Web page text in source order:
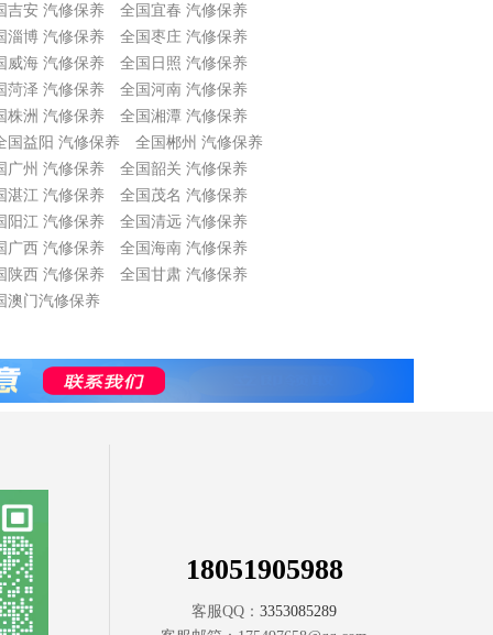
吉安 汽修保养
全国宜春 汽修保养
淄博 汽修保养
全国枣庄 汽修保养
威海 汽修保养
全国日照 汽修保养
菏泽 汽修保养
全国河南 汽修保养
株洲 汽修保养
全国湘潭 汽修保养
国益阳 汽修保养
全国郴州 汽修保养
广州 汽修保养
全国韶关 汽修保养
湛江 汽修保养
全国茂名 汽修保养
阳江 汽修保养
全国清远 汽修保养
广西 汽修保养
全国海南 汽修保养
陕西 汽修保养
全国甘肃 汽修保养
澳门汽修保养
18051905988
客服QQ： 3353085289